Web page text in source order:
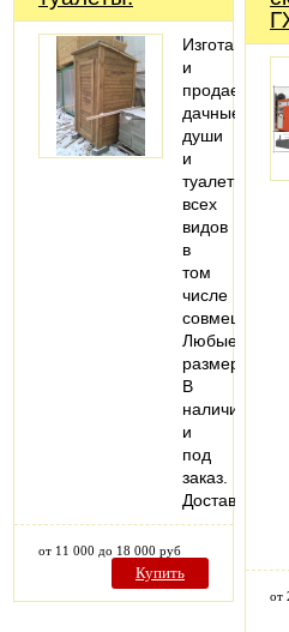
и
продаем
дачные
души
и
туалеты
всех
видов
в
том
числе
совмещенные.
Любые
размеры.
В
наличии
и
под
заказ.
Доставка.
от 11 000 до 18 000 руб
Купить
от